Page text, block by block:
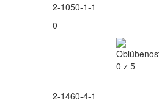
2-1050-1-1
0
2-1460-4-1